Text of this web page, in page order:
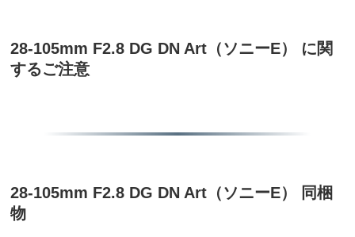
28-105mm F2.8 DG DN Art（ソニーE） に関
するご注意
28-105mm F2.8 DG DN Art（ソニーE） 同梱
物